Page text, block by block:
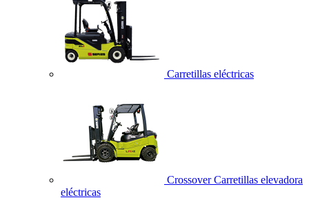
Carretillas eléctricas
Crossover Carretillas elevadora
eléctricas